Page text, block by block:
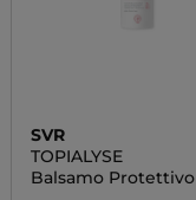
SVR
TOPIALYSE
Balsamo Protettivo